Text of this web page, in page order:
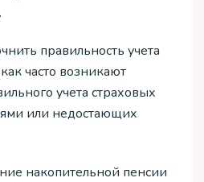
правильность учета
часто возникают
учета страховых
или недостающих
накопительной пенсии